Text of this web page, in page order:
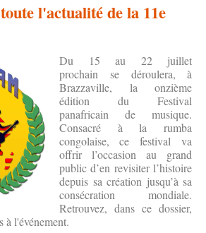
l'actualité de la 11e
Du 15 au 22 juillet
prochain se déroulera, à
Brazzaville, la onzième
édition du Festival
panafricain de musique.
Consacré à la rumba
congolaise, ce festival va
offrir l’occasion au grand
public d’en revisiter l’histoire
depuis sa création jusqu’à sa
consécration mondiale.
Retrouvez, dans ce dossier,
à l'événement.